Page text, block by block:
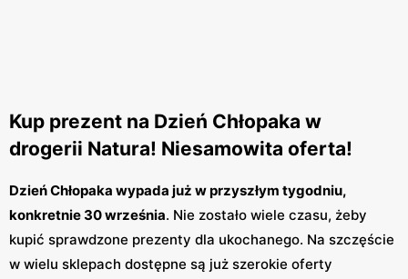
Kup prezent na Dzień Chłopaka w
drogerii Natura! Niesamowita oferta!
Dzień Chłopaka wypada już w przyszłym tygodniu,
konkretnie 30 września. Nie zostało wiele czasu, żeby
kupić sprawdzone prezenty dla ukochanego. Na szczęście
w wielu sklepach dostępne są już szerokie oferty